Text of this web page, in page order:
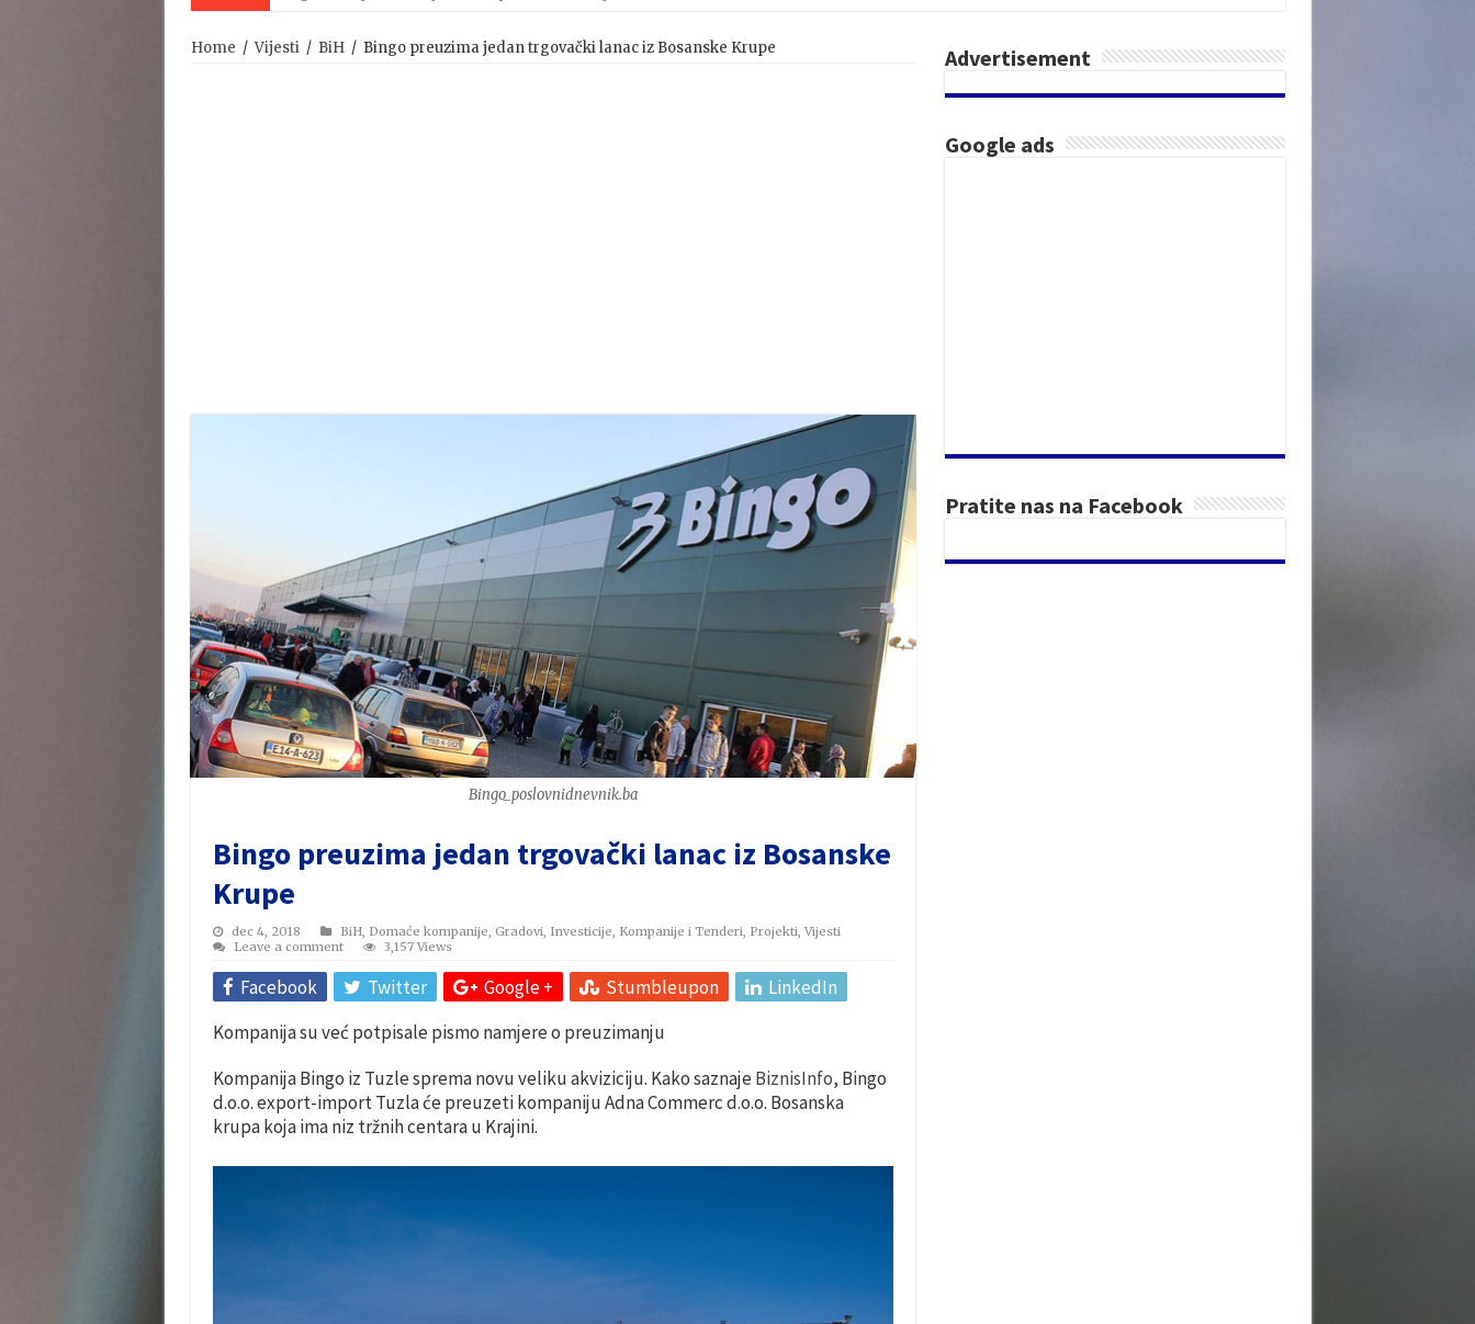
Home / Vijesti / BiH / Bingo preuzima jedan trgovački lanac iz Bosanske Krupe
Bingo_poslovnidnevnik.ba
Bingo preuzima jedan trgovački lanac iz Bosanske
Krupe
dec 4, 2018 BiH, Domaće kompanije, Gradovi, Investicije, Kompanije i Tenderi, Projekti, Vijesti
Leave a comment
3,157 Views
Facebook Twitter Google + Stumbleupon
LinkedIn
Kompanija su već potpisale pismo namjere o preuzimanju
Kompanija Bingo iz Tuzle sprema novu veliku akviziciju. Kako saznajeBiznisInfo, Bingo
d.o.o. export-import Tuzla će preuzeti kompaniju Adna Commerc d.o.o. Bosanska
krupa koja ima niz tržnih centara u Krajini.
Advertisement
Google ads
Pratite nas na Facebook